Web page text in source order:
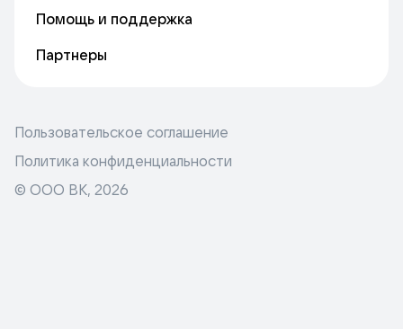
Помощь и поддержка
Партнеры
Пользовательское соглашение
Политика конфиденциальности
© ООО ВК, 2026